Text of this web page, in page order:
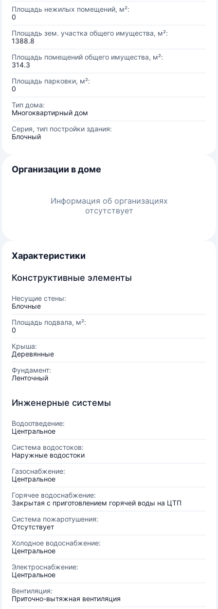
Площадь нежилых помещений, м²:
0
Площадь зем. участка общего имущества, м²:
1388.8
Площадь помещений общего имущества, м²:
314.3
Площадь парковки, м²:
0
Тип дома:
Многоквартирный дом
Серия, тип постройки здания:
Блочный
Организации в доме
Информация об организациях
отсутствует
Характеристики
Конструктивные элементы
Несущие стены:
Блочные
Площадь подвала, м²:
0
Крыша:
Деревянные
Фундамент:
Ленточный
Инженерные системы
Водоотведение:
Центральное
Система водостоков:
Наружные водостоки
Газоснабжение:
Центральное
Горячее водоснабжение:
Закрытая с приготовлением горячей воды на ЦТП
Система пожаротушения:
Отсутствует
Холодное водоснабжение:
Центральное
Электроснабжение:
Центральное
Вентиляция:
Приточно-вытяжная вентиляция